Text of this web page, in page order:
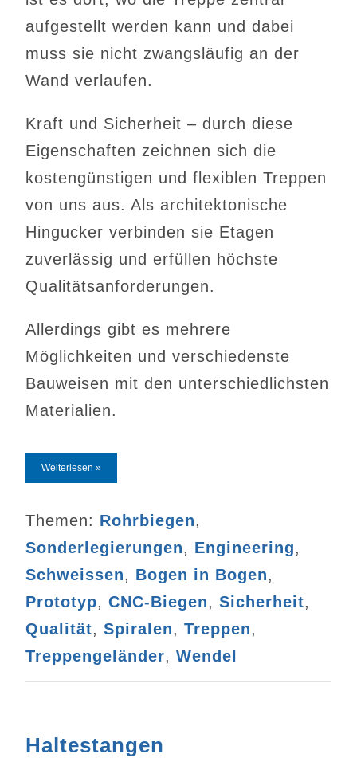
aufgestellt werden kann und dabei
muss sie nicht zwangsläufig an der
Wand verlaufen.
Kraft und Sicherheit – durch diese
Eigenschaften zeichnen sich die
kostengünstigen und flexiblen Treppen
von uns aus. Als architektonische
Hingucker verbinden sie Etagen
zuverlässig und erfüllen höchste
Qualitätsanforderungen.
Allerdings gibt es mehrere
Möglichkeiten und verschiedenste
Bauweisen mit den unterschiedlichsten
Materialien.
Weiterlesen »
Themen: Rohrbiegen,
Sonderlegierungen, Engineering,
Schweissen, Bogen in Bogen,
Prototyp,CNC-Biegen,Sicherheit,
Qualität,Spiralen,Treppen,
Treppengeländer,Wendel
Haltestangen